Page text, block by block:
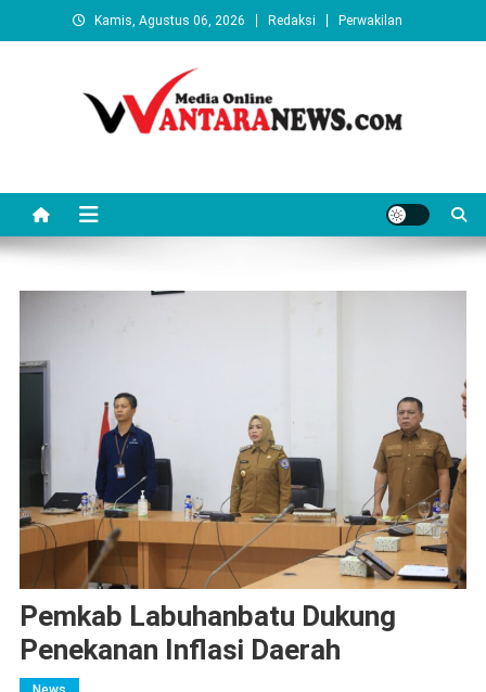
to
Kamis, Agustus 06, 2026 Redaksi Perwakilan
Pemkab Labuhanbatu Dukung
Penekanan Inflasi Daerah